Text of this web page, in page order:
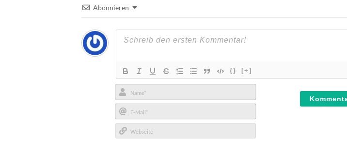
Abonnieren
{} [+]
Name*
E-
Mail*